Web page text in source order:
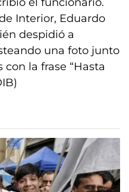
Interior, Eduardo
despidió a
una foto junto
la frase “Hasta